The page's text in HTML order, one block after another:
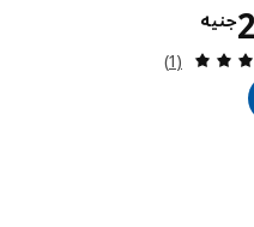
الاسعار جنيه 249
مراجعة: 5 من أصل 5 نجوم. إجمالي المراجعات:
(1)